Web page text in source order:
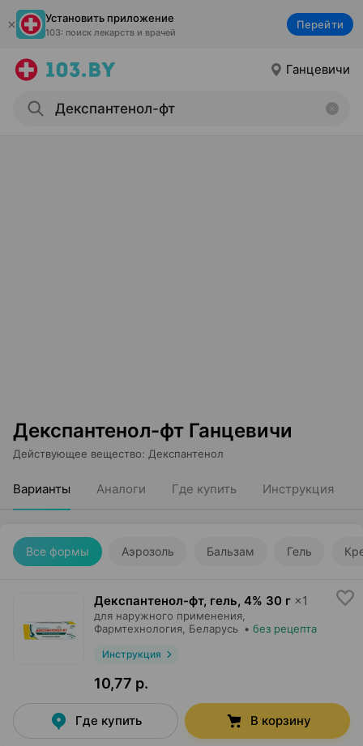
Установить приложение
103: поиск лекарств и врачей
Перейти
Ганцевичи
Декспантенол-фт Ганцевичи
Действующее вещество: Декспантенол
Варианты Аналоги Где купить Инструкция
Все формы Аэрозоль Бальзам Гель
Декспантенол-фт, гель, 4% 30 г ×1
для наружного применения,
Фармтехнология , Беларусь • без рецепта
Инструкция
10,77 р.
Где купить В корзину